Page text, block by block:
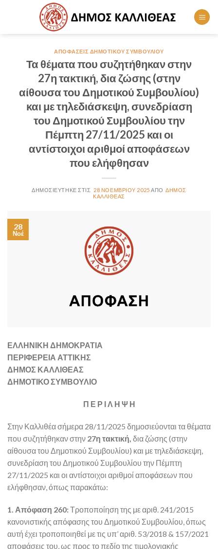
ΑΠΟΦΆΣΕΙΣ ΔΗΜΟΤΙΚΟΎ ΣΥΜΒΟΥΛΊΟΥ
Τα θέματα που συζητήθηκαν στην
27η τακτική, δια ζώσης (στην
αίθουσα του Δημοτικού Συμβουλίου)
και με τηλεδιάσκεψη, συνεδρίαση
του Δημοτικού Συμβουλίου την
Πέμπτη 27/11/2025 και οι
αντίστοιχοι αριθμοί αποφάσεων
που ελήφθησαν
28 ΝΟΕΜΒΡΊΟΥ 2025
ΔΉΜΟΣ
ΚΑΛΛΙΘΈΑΣ
28
Νοέ
ΕΛΛΗΝΙΚΗ ΔΗΜΟΚΡΑΤΙΑ
ΠΕΡΙΦΕΡΕΙΑ ΑΤΤΙΚΗΣ
ΔΗΜΟΣ ΚΑΛΛΙΘΕΑΣ
ΔΗΜΟΤΙΚΟ ΣΥΜΒΟΥΛΙΟ
Π Ε Ρ Ι Λ Η Ψ Η
Στην Καλλιθέα σήμερα 28/11/2025 δημοσιεύονται τα θέματα
που συζητήθηκαν στην 27η τακτική, δια ζώσης (στην
αίθουσα του Δημοτικού Συμβουλίου) και με τηλεδιάσκεψη,
συνεδρίαση του Δημοτικού Συμβουλίου την Πέμπτη
27/11/2025 και οι αντίστοιχοι αριθμοί αποφάσεων που
ελήφθησαν, όπως παρακάτω:
1. Απόφαση 260:Τροποποίηση της με αριθ. 241/2015
κανονιστικής απόφασης του Δημοτικού Συμβουλίου, όπως
αυτή έχει τροποποιηθεί με τις υπ’ αριθ. 53/2018 & 157/2021
αποφάσεις του, ως προς το πεδίο της τιμολογιακής